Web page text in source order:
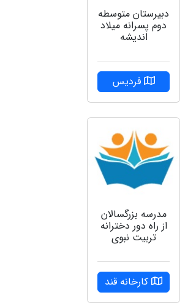
دبیرستان متوسطه
دوم پسرانه میلاد
اندیشه
فردیس
مدرسه بزرگسالان
از راه دور دخترانه
تربیت نبوی
کارخانه قند